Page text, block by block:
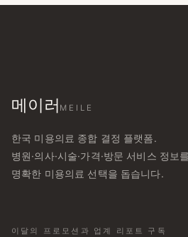
메이러 MEILE
한국 미용의료 종합 결정 플랫폼.
병원·의사·시술·가격·방문 서비스 정보
명확한 미용의료 선택을 돕습니다.
이달의 프로모션과 업계 리포트 구독